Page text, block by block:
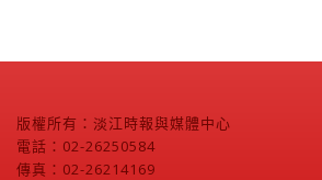
版權所有：淡江時報與媒體中心
電話：02-26250584
傳真：02-26214169